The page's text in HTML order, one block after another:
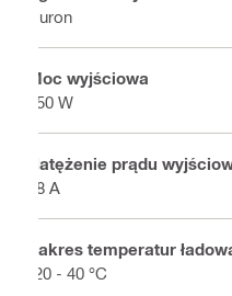
Nuron
Moc wyjściowa
450 W
Natężenie prądu
18 A
Zakres temperatur
-20 - 40 °C